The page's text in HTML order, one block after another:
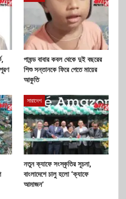
পাষন্ড বাবার কবল থেকে দুই বছরের
শিশু সন্তানকে ফিরে পেতে মায়ের
আকুতি
সারাদেশ
নতুন ক্যাফে সংস্কৃতির সূচনা,
বাংলাদেশে চালু হলো ‘ক্যাফে
আমাজন’